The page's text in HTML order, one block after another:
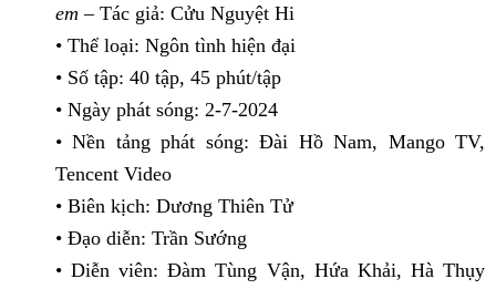
em – Tác giả: Cửu Nguyệt Hi
• Thể loại: Ngôn tình hiện đại
• Số tập: 40 tập, 45 phút/tập
• Ngày phát sóng: 2-7-2024
• Nền tảng phát sóng: Đài Hồ Nam, Mango TV,
Tencent Video
• Biên kịch: Dương Thiên Tử
• Đạo diễn: Trần Sướng
• Diễn viên: Đàm Tùng Vận, Hứa Khải, Hà Thụy